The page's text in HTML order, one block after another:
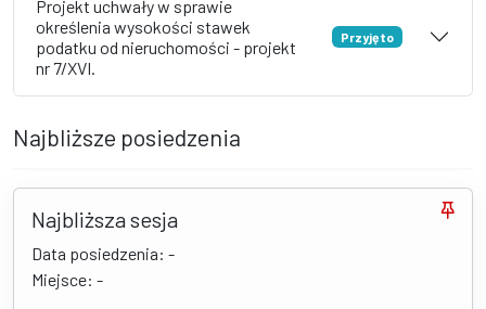
Projekt uchwały w sprawie
określenia wysokości stawek
podatku od nieruchomości - projekt
nr 7/XVI.
Przyjęto
Najbliższe posiedzenia
Najbliższa sesja
Data posiedzenia: -
Miejsce: -